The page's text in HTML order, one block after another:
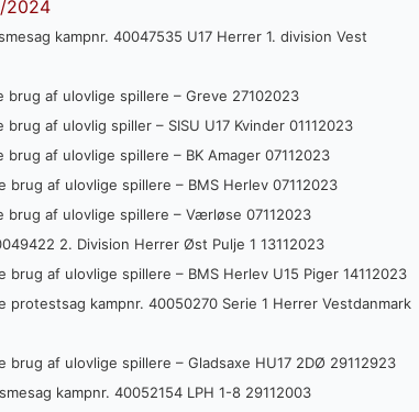
2024
kampnr. 40047535 U17 Herrer 1. division Vest
brug af ulovlige spillere – Greve 27102023
af ulovlig spiller – SISU U17 Kvinder 01112023
brug af ulovlige spillere – BK Amager 07112023
brug af ulovlige spillere – BMS Herlev 07112023
brug af ulovlige spillere – Værløse 07112023
2. Division Herrer Øst Pulje 1 13112023
brug af ulovlige spillere – BMS Herlev U15 Piger 14112023
protestsag kampnr. 40050270 Serie 1 Herrer Vestdanmark
brug af ulovlige spillere – Gladsaxe HU17 2DØ 29112923
kampnr. 40052154 LPH 1-8 29112003